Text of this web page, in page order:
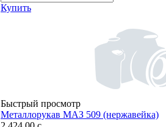
Купить
Быстрый просмотр
Металлорукав МАЗ 509 (нержавейка)